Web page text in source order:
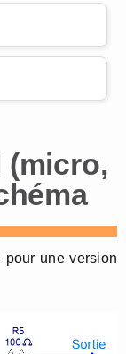
(micro,
pour une version